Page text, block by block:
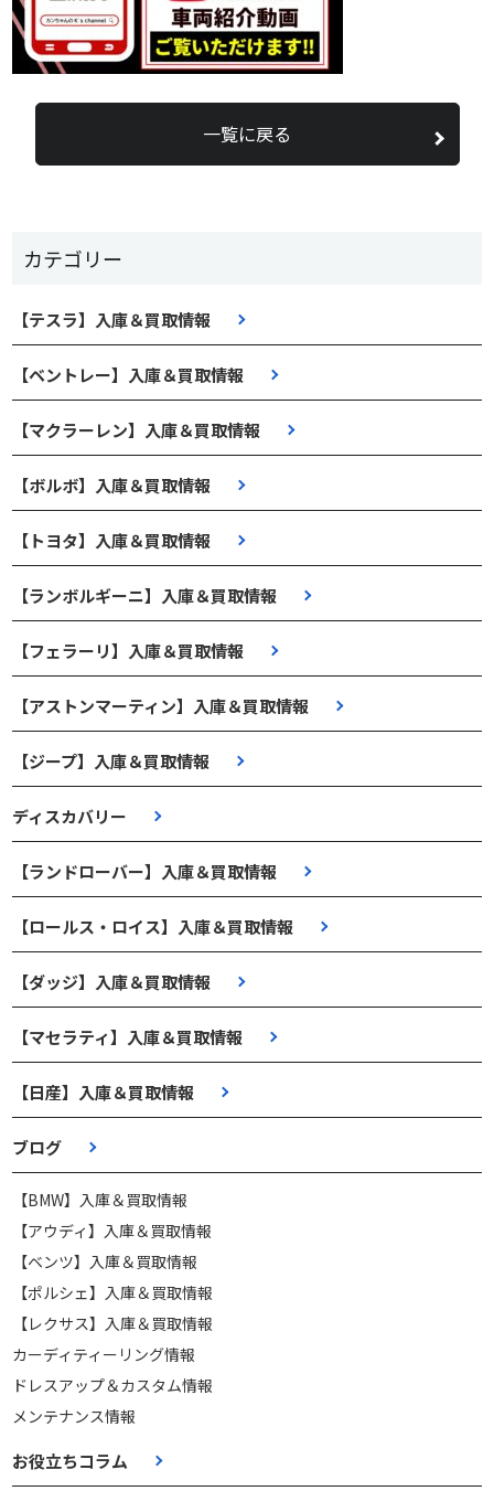
カテゴリー
【テスラ】入庫＆買取情報
【ベントレー】入庫＆買取情報
【マクラーレン】入庫＆買取情報
【ボルボ】入庫＆買取情報
【トヨタ】入庫＆買取情報
【ランボルギーニ】入庫＆買取情報
【フェラーリ】入庫＆買取情報
【アストンマーティン】入庫＆買取情報
【ジープ】入庫＆買取情報
ディスカバリー
【ランドローバー】入庫＆買取情報
【ロールス・ロイス】入庫＆買取情報
【ダッジ】入庫＆買取情報
【マセラティ】入庫＆買取情報
【日産】入庫＆買取情報
ブログ
【BMW】入庫＆買取情報
【アウディ】入庫＆買取情報
【ベンツ】入庫＆買取情報
【ポルシェ】入庫＆買取情報
【レクサス】入庫＆買取情報
カーディティーリング情報
ドレスアップ＆カスタム情報
メンテナンス情報
お役立ちコラム
一覧に戻る